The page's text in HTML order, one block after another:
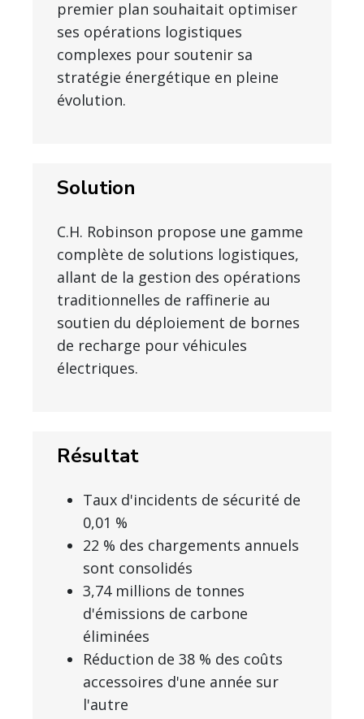
premier plan souhaitait optimiser
ses opérations logistiques
complexes pour soutenir sa
stratégie énergétique en pleine
évolution.
Solution
C.H. Robinson propose une gamme
complète de solutions logistiques,
allant de la gestion des opérations
traditionnelles de raffinerie au
soutien du déploiement de bornes
de recharge pour véhicules
électriques.
Résultat
Taux d'incidents de sécurité de
0,01 %
22 % des chargements annuels
sont consolidés
3,74 millions de tonnes
d'émissions de carbone
éliminées
Réduction de 38 % des coûts
accessoires d'une année sur
l'autre